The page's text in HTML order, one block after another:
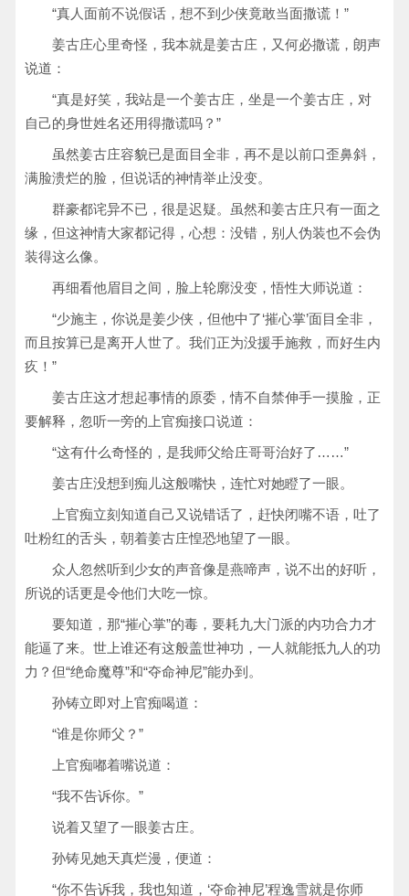
“真人面前不说假话，想不到少侠竟敢当面撒谎！”
姜古庄心里奇怪，我本就是姜古庄，又何必撒谎，朗声
说道：
“真是好笑，我站是一个姜古庄，坐是一个姜古庄，对
自己的身世姓名还用得撒谎吗？”
虽然姜古庄容貌已是面目全非，再不是以前口歪鼻斜，
满脸溃烂的脸，但说话的神情举止没变。
群豪都诧异不已，很是迟疑。虽然和姜古庄只有一面之
缘，但这神情大家都记得，心想：没错，别人伪装也不会伪
装得这么像。
再细看他眉目之间，脸上轮廓没变，悟性大师说道：
“少施主，你说是姜少侠，但他中了‘摧心掌’面目全非，
而且按算已是离开人世了。我们正为没援手施救，而好生内
疚！”
姜古庄这才想起事情的原委，情不自禁伸手一摸脸，正
要解释，忽听一旁的上官痴接口说道：
“这有什么奇怪的，是我师父给庄哥哥治好了……”
姜古庄没想到痴儿这般嘴快，连忙对她瞪了一眼。
上官痴立刻知道自己又说错话了，赶快闭嘴不语，吐了
吐粉红的舌头，朝着姜古庄惶恐地望了一眼。
众人忽然听到少女的声音像是燕啼声，说不出的好听，
所说的话更是令他们大吃一惊。
要知道，那“摧心掌”的毒，要耗九大门派的内功合力才
能逼了来。世上谁还有这般盖世神功，一人就能抵九人的功
力？但“绝命魔尊”和“夺命神尼”能办到。
孙铸立即对上官痴喝道：
“谁是你师父？”
上官痴嘟着嘴说道：
“我不告诉你。”
说着又望了一眼姜古庄。
孙铸见她天真烂漫，便道：
“你不告诉我，我也知道，‘夺命神尼’程逸雪就是你师